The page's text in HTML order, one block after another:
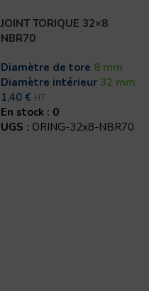
JOINT TORIQUE 32×8
NBR70
Diamètre de tore 8 mm
Diamètre intérieur 32 mm
1,40 € HT
En stock : 0
UGS : ORING-32x8-NBR70